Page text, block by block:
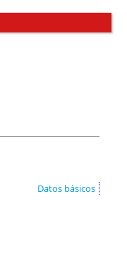
Datos básicos